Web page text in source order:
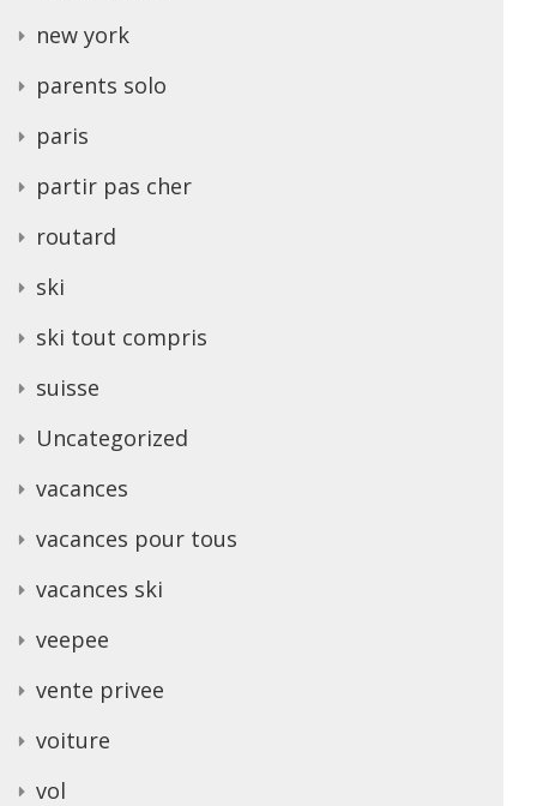
new york
parents solo
paris
partir pas cher
routard
ski
ski tout compris
suisse
Uncategorized
vacances
vacances pour tous
vacances ski
veepee
vente privee
voiture
vol